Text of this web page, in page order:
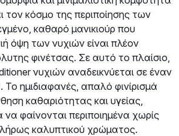
τον κόσμο της περιποίησης των
καθαρό μανικιούρ που
όψη των νυχιών είναι πλέον
φινέτσας. Σε αυτό το πλαίσιο,
νυχιών αναδεικνύεται σε έναν
ημιδιαφανές, απαλό φινίρισμά
καθαριότητας και υγείας,
φαίνονται περιποιημένα χωρίς
καλυπτικού χρώματος.